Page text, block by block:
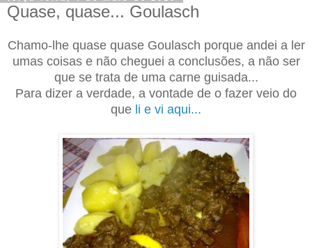
Quase, quase... Goulasch
Chamo-lhe quase quase Goulasch porque andei a ler
umas coisas e não cheguei a conclusões, a não ser
que se trata de uma carne guisada...
Para dizer a verdade, a vontade de o fazer veio do
que li e vi aqui...